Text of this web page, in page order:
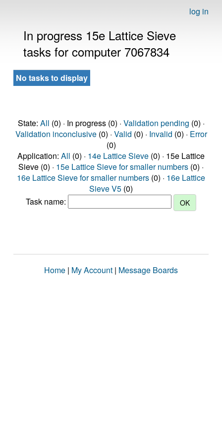
log in
In progress 15e Lattice Sieve
tasks for computer 7067834
No tasks to display
State: All (0) · In progress (0) · Validation pending (0) ·
Validation inconclusive(0) · Valid (0) · Invalid (0) · Error
(0)
Application: All (0) · 14e Lattice Sieve (0) · 15e Lattice
Sieve (0) · 15e Lattice Sieve for smaller numbers (0) ·
16e Lattice Sieve for smaller numbers (0) · 16e Lattice
Sieve V5 (0)
Task name:
Home | My Account | Message Boards